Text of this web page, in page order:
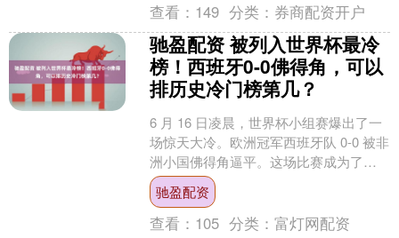
查看： 149 分类： 券商配资开户
驰盈配资 被列入世界杯最冷
榜！西班牙0-0佛得角，可以
排历史冷门榜第几？
6 月 16 日凌晨，世界杯小组赛爆出了一
场惊天大冷。欧洲冠军西班牙队 0-0 被非
洲小国佛得角逼平。这场比赛成为了本
届世界杯开赛以来的最大冷门，同时也
被 Th....
驰盈配资
查看： 105 分类：富灯网配资